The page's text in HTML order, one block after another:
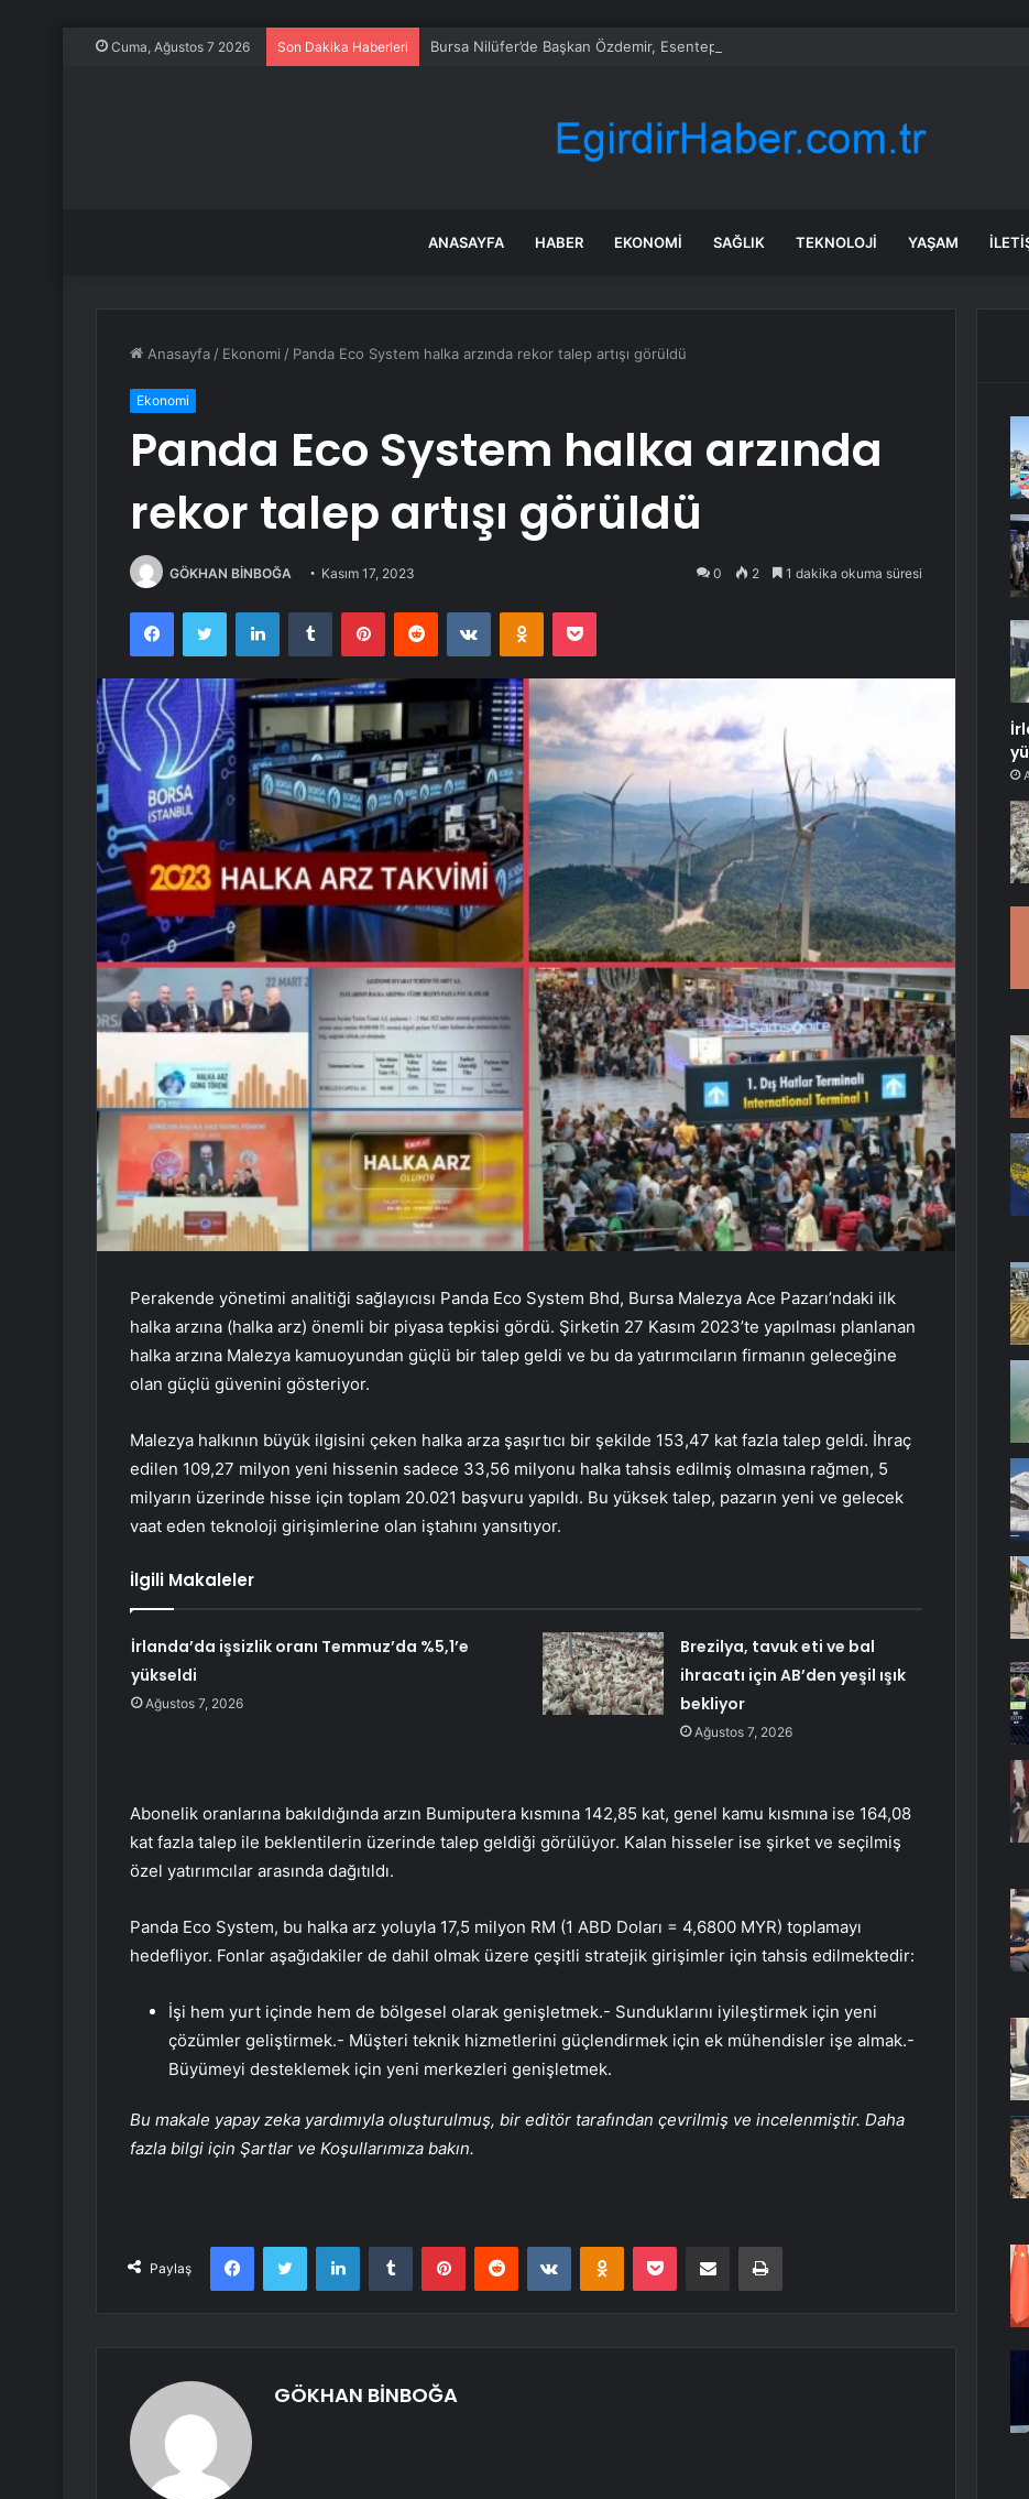
Cuma, Ağustos 7 2026 Son Dakika Haberleri Bursa Nilüfer’de Başkan Özdemir, Esentepeliler’i dinledi
ANASAYFA HABER EKONOMI SAĞLIK TEKNOLOJI YAŞAM
Anasayfa / Ekonomi / Panda Eco System halka arzında rekor talep artışı görüldü
Ekonomi
Panda Eco System halka arzında
rekor talep artışı görüldü
GÖKHAN BİNBOĞA Kasım 17, 2023 0 2 1 dakika okuma süresi
FacebookTwitter LinkedInTumblr PinterestReddit VKontakteOdnoklassniki
Pocket
Perakende yönetimi analitiği sağlayıcısı Panda Eco System Bhd, Bursa Malezya Ace Pazarı’ndaki ilk
halka arzına (halka arz) önemli bir piyasa tepkisi gördü. Şirketin 27 Kasım 2023’te yapılması planlanan
halka arzına Malezya kamuoyundan güçlü bir talep geldi ve bu da yatırımcıların firmanın geleceğine
olan güçlü güvenini gösteriyor.
Malezya halkının büyük ilgisini çeken halka arza şaşırtıcı bir şekilde 153,47 kat fazla talep geldi. İhraç
edilen 109,27 milyon yeni hissenin sadece 33,56 milyonu halka tahsis edilmiş olmasına rağmen, 5
milyarın üzerinde hisse için toplam 20.021 başvuru yapıldı. Bu yüksek talep, pazarın yeni ve gelecek
vaat eden teknoloji girişimlerine olan iştahını yansıtıyor.
İlgili Makaleler
İrlanda’da işsizlik oranı Temmuz’da %5,1’e
yükseldi
Ağustos 7, 2026
Brezilya, tavuk eti ve bal
ihracatı için AB’den yeşil ışık
bekliyor
Ağustos 7, 2026
Abonelik oranlarına bakıldığında arzın Bumiputera kısmına 142,85 kat, genel kamu kısmına ise 164,08
kat fazla talep ile beklentilerin üzerinde talep geldiği görülüyor. Kalan hisseler ise şirket ve seçilmiş
özel yatırımcılar arasında dağıtıldı.
Panda Eco System, bu halka arz yoluyla 17,5 milyon RM (1 ABD Doları = 4,6800 MYR) toplamayı
hedefliyor. Fonlar aşağıdakiler de dahil olmak üzere çeşitli stratejik girişimler için tahsis edilmektedir:
İşi hem yurt içinde hem de bölgesel olarak genişletmek.- Sunduklarını iyileştirmek için yeni
çözümler geliştirmek.- Müşteri teknik hizmetlerini güçlendirmek için ek mühendisler işe almak.-
Büyümeyi desteklemek için yeni merkezleri genişletmek.
Bu makale yapay zeka yardımıyla oluşturulmuş, bir editör tarafından çevrilmiş ve incelenmiştir. Daha
fazla bilgi için Şartlar ve Koşullarımıza bakın.
Paylaş
FacebookTwitter LinkedInTumblr PinterestReddit VKontakteOdnoklassniki
Pocket E-Posta ile paylaş Yazdır
GÖKHAN BİNBOĞA